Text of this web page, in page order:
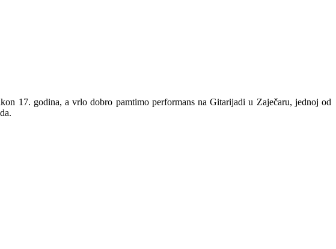
17. godina, a vrlo dobro pamtimo performans na Gitarijadi u Zaječaru, jednoj od